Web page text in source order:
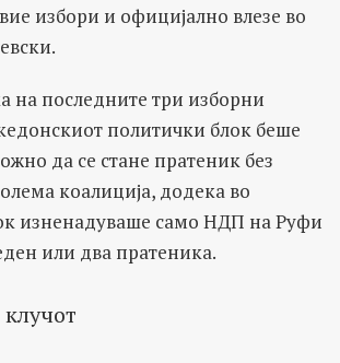
избори и официјално влезе во
на последните три изборни
политички блок беше
да се стане пратеник без
коалиција, додека во
изненадуваше само НДП на Руфи
или два пратеника.